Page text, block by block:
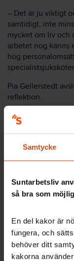
Samtycke
Suntarbetsliv
så bra som
En del kakor är
fungera, och
behöver ditt
kakorna
– Det är ju viktigt
samtidigt, inte
mycket om liv och
arbetet nog känns
hög
Pia Gellerstedt
reflektion.
– Under min
skrev jag en
morgondagens
äntligen börjat
Tips
Vill du ha fler